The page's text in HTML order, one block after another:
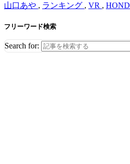
山口あや , ランキング , VR ,
フリーワード検索
Search for: